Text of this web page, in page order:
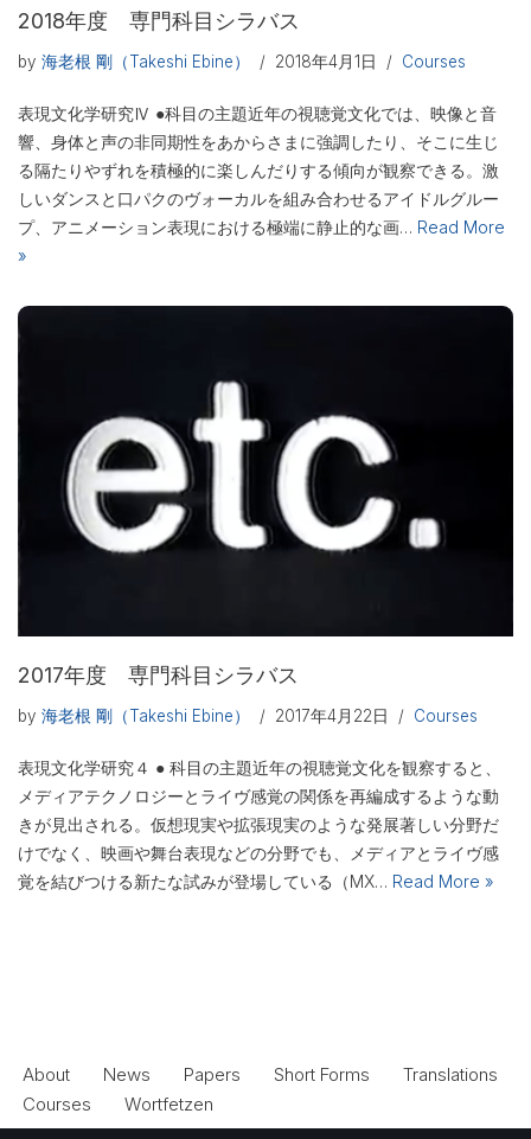
2018年度 専門科目シラバス
by 海老根 剛（Takeshi Ebine） 2018年4月1日 Courses
表現文化学研究Ⅳ ●科目の主題近年の視聴覚文化では、映像と音
響、身体と声の非同期性をあからさまに強調したり、そこに生じ
る隔たりやずれを積極的に楽しんだりする傾向が観察できる。激
しいダンスと口パクのヴォーカルを組み合わせるアイドルグルー
プ、アニメーション表現における極端に静止的な画… Read More
»
2017年度 専門科目シラバス
by 海老根 剛（Takeshi Ebine） 2017年4月22日 Courses
表現文化学研究４ ● 科目の主題近年の視聴覚文化を観察すると、
メディアテクノロジーとライヴ感覚の関係を再編成するような動
きが見出される。仮想現実や拡張現実のような発展著しい分野だ
けでなく、映画や舞台表現などの分野でも、メディアとライヴ感
覚を結びつける新たな試みが登場している（MX… Read More »
About News Papers Short Forms
Translations
Courses
Wortfetzen